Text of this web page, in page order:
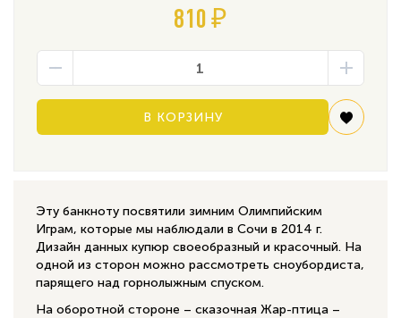
810 ₽
В КОРЗИНУ
Эту банкноту посвятили зимним Олимпийским
Играм, которые мы наблюдали в Сочи в 2014 г.
Дизайн данных купюр своеобразный и красочный. На
одной из сторон можно рассмотреть сноубордиста,
парящего над горнолыжным спуском.
На оборотной стороне – сказочная Жар-птица –